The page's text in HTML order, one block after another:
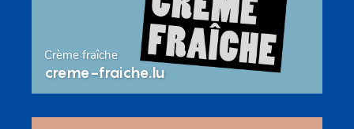
Crème fraîche
creme-fraiche.lu